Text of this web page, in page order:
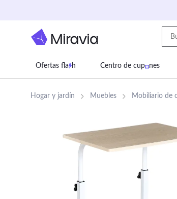
Ofertas fla h Centro de cup nes
Supermercado Juguetes
Hogar y jardín Muebles Mobiliario de